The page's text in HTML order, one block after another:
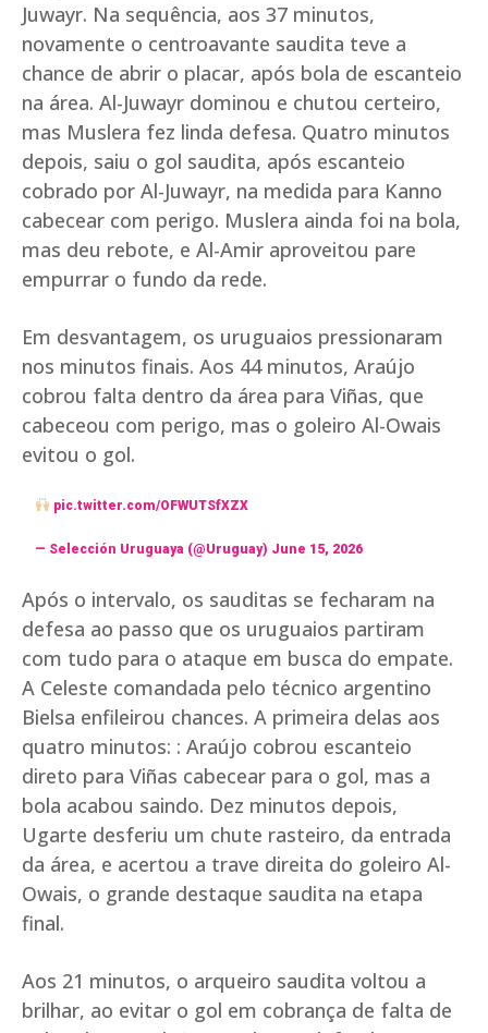
Juwayr. Na sequência, aos 37 minutos,
novamente o centroavante saudita teve a
chance de abrir o placar, após bola de escanteio
na área. Al-Juwayr dominou e chutou certeiro,
mas Muslera fez linda defesa. Quatro minutos
depois, saiu o gol saudita, após escanteio
cobrado por Al-Juwayr, na medida para Kanno
cabecear com perigo. Muslera ainda foi na bola,
mas deu rebote, e Al-Amir aproveitou pare
empurrar o fundo da rede.
Em desvantagem, os uruguaios pressionaram
nos minutos finais. Aos 44 minutos, Araújo
cobrou falta dentro da área para Viñas, que
cabeceou com perigo, mas o goleiro Al-Owais
evitou o gol.
pic.twitter.com/OFWUTSfXZX
— Selección Uruguaya (@Uruguay) June 15, 2026
Após o intervalo, os sauditas se fecharam na
defesa ao passo que os uruguaios partiram
com tudo para o ataque em busca do empate.
A Celeste comandada pelo técnico argentino
Bielsa enfileirou chances. A primeira delas aos
quatro minutos: : Araújo cobrou escanteio
direto para Viñas cabecear para o gol, mas a
bola acabou saindo. Dez minutos depois,
Ugarte desferiu um chute rasteiro, da entrada
da área, e acertou a trave direita do goleiro Al-
Owais, o grande destaque saudita na etapa
final.
Aos 21 minutos, o arqueiro saudita voltou a
brilhar, ao evitar o gol em cobrança de falta de